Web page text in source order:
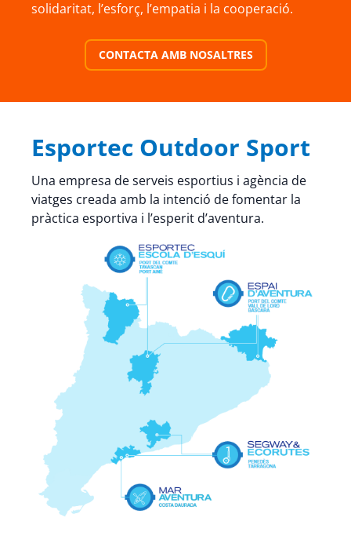
solidaritat, l’esforç, l’empatia i la cooperació.
CONTACTA AMB NOSALTRES
Esportec Outdoor Sport
Una empresa de serveis esportius i agència de
viatges creada amb la intenció de fomentar la
pràctica esportiva i l’esperit d’aventura.